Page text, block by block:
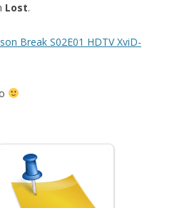
Lost.
Break S02E01 HDTV XviD-